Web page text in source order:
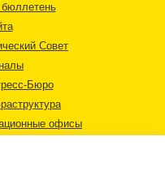
Совет
Бюро
офисы